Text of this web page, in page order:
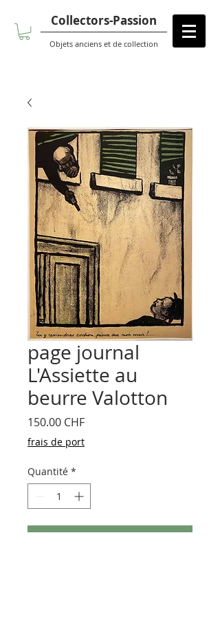
Collectors-Passion
Objets anciens et de collection
page journal
L'Assiette au
beurre Valotton
150.00 CHFPrix
frais de port
Quantité *